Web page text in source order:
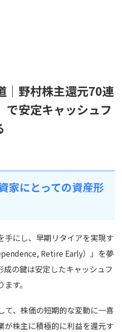
｜野村株主還元70連
で安定キャッシュフ
家にとっての資産形
手にし、早期リタイアを実現す
Retire Early）」を夢
成の鍵は安定したキャッシュフ
す。
て、株価の短期的な変動に一喜
が株主に積極的に利益を還元す